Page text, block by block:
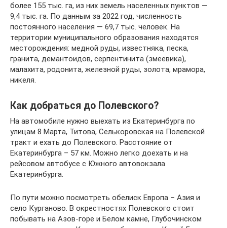
более 155 тыс. га, из них земель населенных пунктов —
9,4 тыс. га. По данным за 2022 год, численность
постоянного населения — 69,7 тыс. человек. На
территории муниципального образования находятся
месторождения: медной руды, известняка, песка,
гранита, демантоидов, серпентинита (змеевика),
малахита, родонита, железной руды, золота, мрамора,
никеля.
Как добраться до Полевского?
На автомобиле нужно выехать из Екатеринбурга по
улицам 8 Марта, Титова, Селькоровская на Полевской
тракт и ехать до Полевского. Расстояние от
Екатеринбурга – 57 км. Можно легко доехать и на
рейсовом автобусе с Южного автовокзала
Екатеринбурга.
По пути можно посмотреть обелиск Европа – Азия и
село Курганово. В окрестностях Полевского стоит
побывать на Азов-горе и Белом камне, Глубочинском